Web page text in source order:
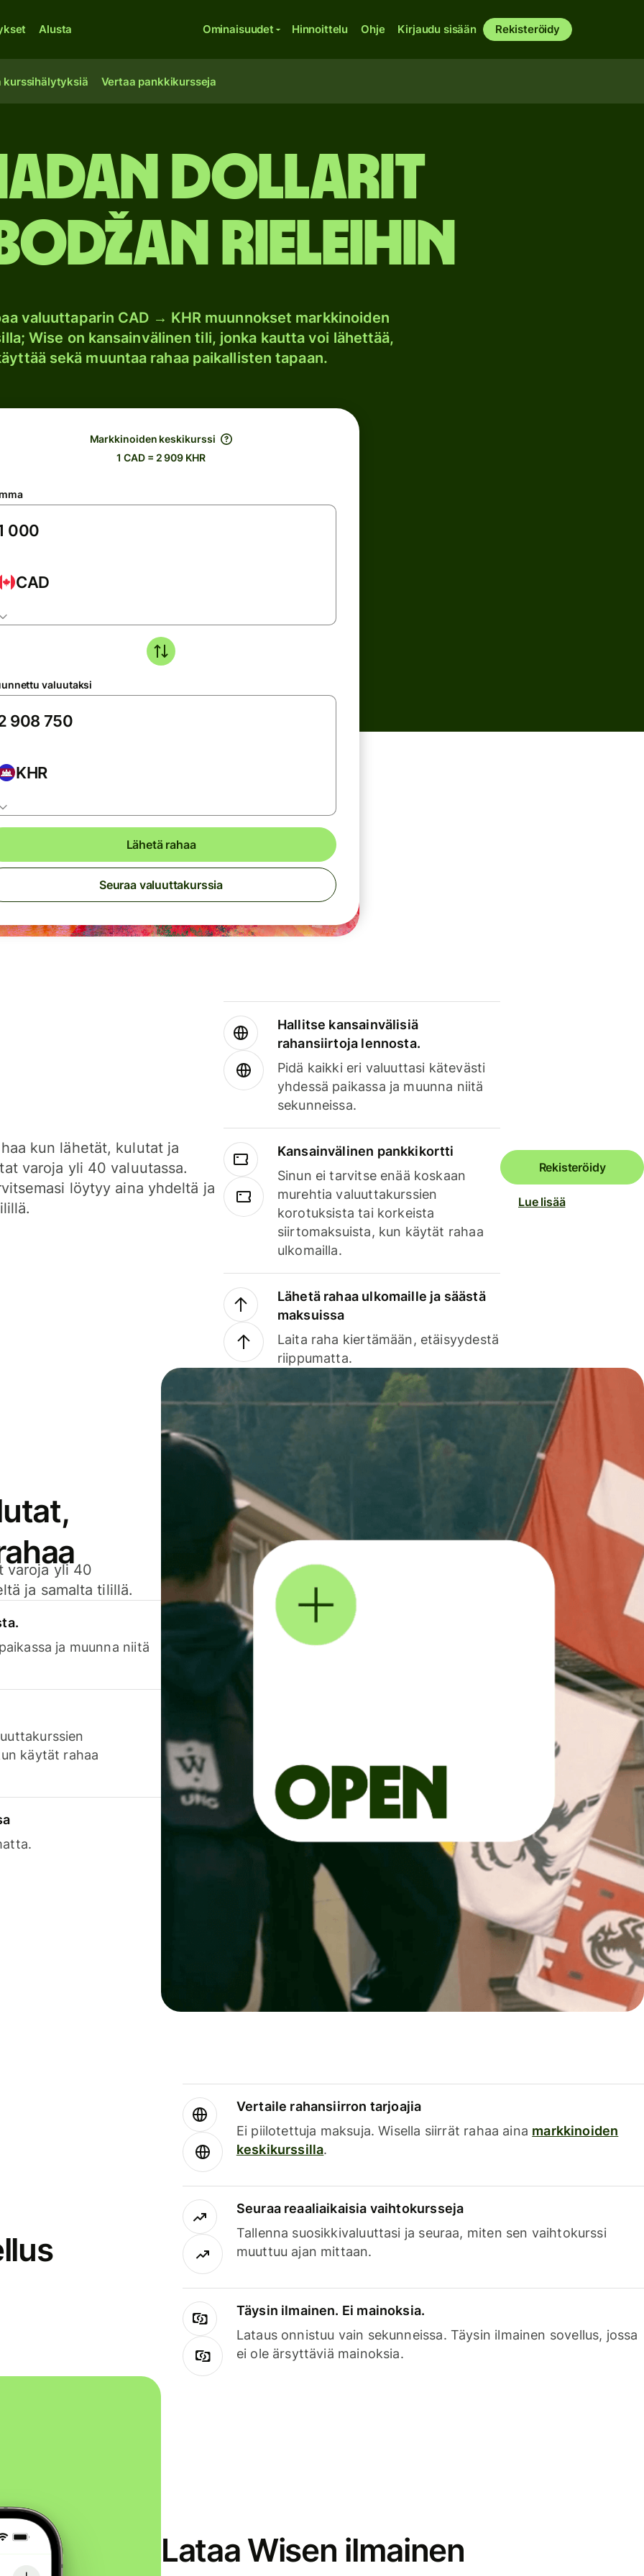
Alusta Ominaisuudet Hinnoittelu Ohje Kirjaudu sisään Rekisteröidy
kurssihälytyksiä Vertaa pankkikursseja
dollarit
rieleihin
valuuttaparin CAD → KHR muunnokset markkinoiden
Wise on kansainvälinen tili, jonka kautta voi lähettää,
sekä muuntaa rahaa paikallisten tapaan.
Markkinoiden keskikurssi
1 CAD = 2 909 KHR
CAD
valuutaksi
KHR
Lähetä rahaa
Seuraa valuuttakurssia
kun lähetät, kulutat ja
varoja yli 40 valuutassa.
löytyy aina yhdeltä ja
Hallitse kansainvälisiä
rahansiirtoja lennosta.
Pidä kaikki eri valuuttasi kätevästi
yhdessä paikassa ja muunna niitä
sekunneissa.
Kansainvälinen pankkikortti
Sinun ei tarvitse enää koskaan
murehtia valuuttakurssien
korotuksista tai korkeista
siirtomaksuista, kun käytät rahaa
ulkomailla.
Lähetä rahaa ulkomaille ja säästä
maksuissa
Laita raha kiertämään, etäisyydestä
riippumatta.
Rekisteröidy
Lue lisää
varoja yli 40
ja samalta tilillä.
ja muunna niitä
käytät rahaa
Vertaile rahansiirron tarjoajia
Ei piilotettuja maksuja. Wisella siirrät rahaa aina markkinoiden
keskikurssilla.
Seuraa reaaliaikaisia vaihtokursseja
Tallenna suosikkivaluuttasi ja seuraa, miten sen vaihtokurssi
muuttuu ajan mittaan.
Täysin ilmainen. Ei mainoksia.
Lataus onnistuu vain sekunneissa. Täysin ilmainen sovellus, jossa
ei ole ärsyttäviä mainoksia.
Lataa Wisen ilmainen